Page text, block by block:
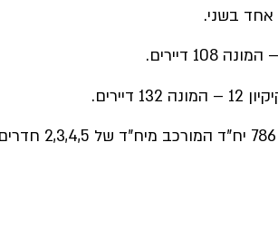
אחד בשני.